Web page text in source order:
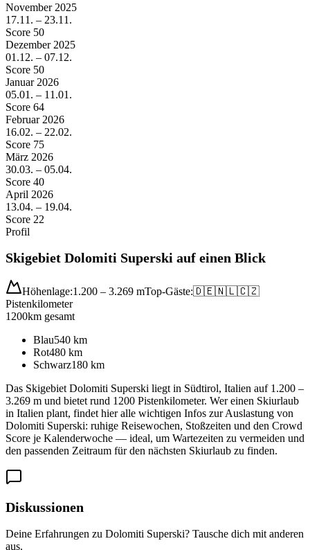
November 2025
17.11. – 23.11.
Score 50
Dezember 2025
01.12. – 07.12.
Score 50
Januar 2026
05.01. – 11.01.
Score 64
Februar 2026
16.02. – 22.02.
Score 75
März 2026
30.03. – 05.04.
Score 40
April 2026
13.04. – 19.04.
Score 22
Profil
Skigebiet Dolomiti Superski auf einen Blick
Höhenlage:1.200 – 3.269 mTop-Gäste:🇩🇪🇳🇱🇨🇿
Pistenkilometer
1200km gesamt
Blau540 km
Rot480 km
Schwarz180 km
Das Skigebiet Dolomiti Superski liegt in Südtirol, Italien auf 1.200 –
3.269 m und bietet rund 1200 Pistenkilometer. Wer einen Skiurlaub
in Italien plant, findet hier alle wichtigen Infos zur Auslastung von
Dolomiti Superski: ruhige Reisewochen, Stoßzeiten und den Crowd
Score je Kalenderwoche — ideal, um Wartezeiten zu vermeiden und
den passenden Zeitraum für den nächsten Skiurlaub zu finden.
Diskussionen
Deine Erfahrungen zu Dolomiti Superski? Tausche dich mit anderen
aus.